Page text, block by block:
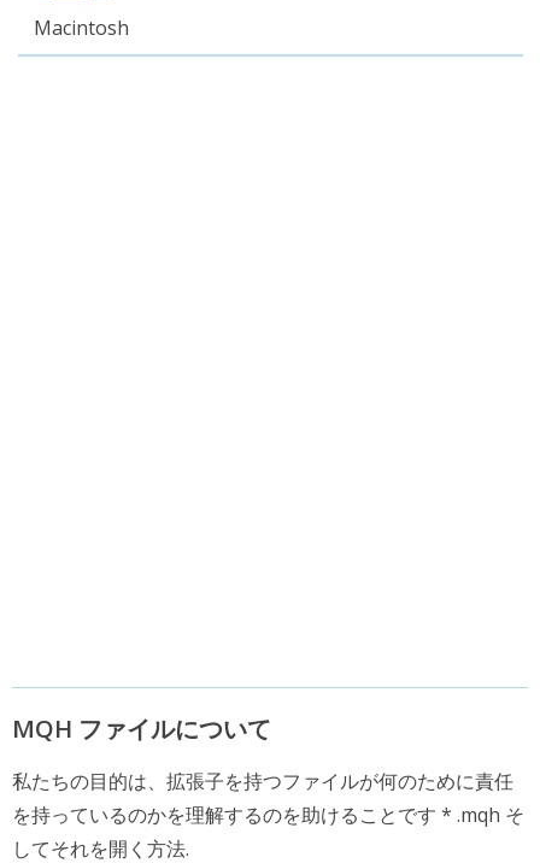
Macintosh
MQH ファイルについて
私たちの目的は、拡張子を持つファイルが何のために責任
を持っているのかを理解するのを助けることです * .mqh そ
してそれを開く方法.